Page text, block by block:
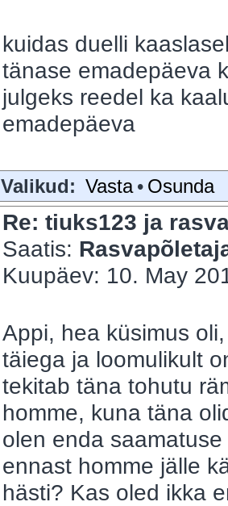
kuidas duelli
tänase emadepäeva
julgeks reedel ka
emadepäeva
Valikud: Vasta • Osunda
Re: tiuks123 ja
Saatis:
Kuupäev: 10. May
Appi, hea küsimus
täiega ja loomulikult
tekitab täna tohutu
homme, kuna täna
olen enda
ennast homme jälle
hästi? Kas oled ikka